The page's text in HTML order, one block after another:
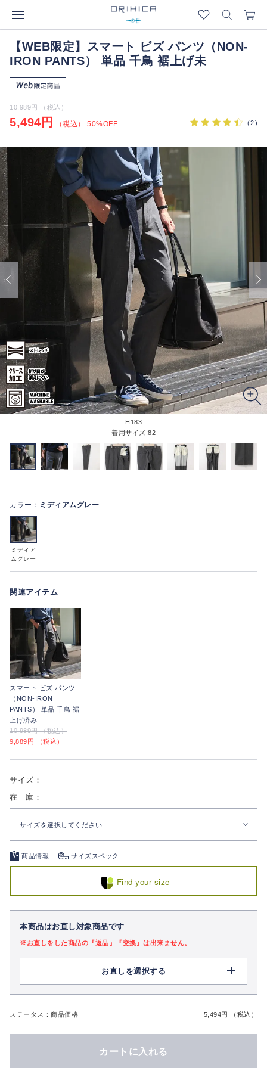
【WEB限定】スマート ビズ パンツ（NON-
IRON PANTS） 単品 千鳥 裾上げ未
10,989円 （税込）
5,494円 （税込） 50%OFF (2)
H183
着用サイズ:82
カラー： ミディアムグレー
ミディア
ムグレー
関連アイテム
スマート ビズ パンツ
（NON-IRON
PANTS） 単品 千鳥 裾
上げ済み
10,989円 （税込）
9,889円 （税込）
サイズ：
在 庫：
サイズを選択してください
商品情報 サイズスペック
Find your size
本商品はお直し対象商品です
※お直しをした商品の『返品』『交換』は出来ません。
お直しを選択する
ステータス：商品価格 5,494円 （税込）
カートに入れる